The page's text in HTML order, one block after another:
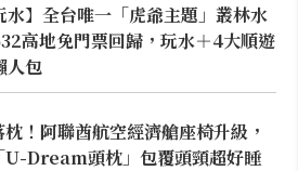
水】全台唯一「虎爺主題」叢林水
高地免門票回歸，玩水＋4大順遊
人包
！阿聯酋航空經濟艙座椅升級，
U-Dream頭枕」包覆頭頸超好睡